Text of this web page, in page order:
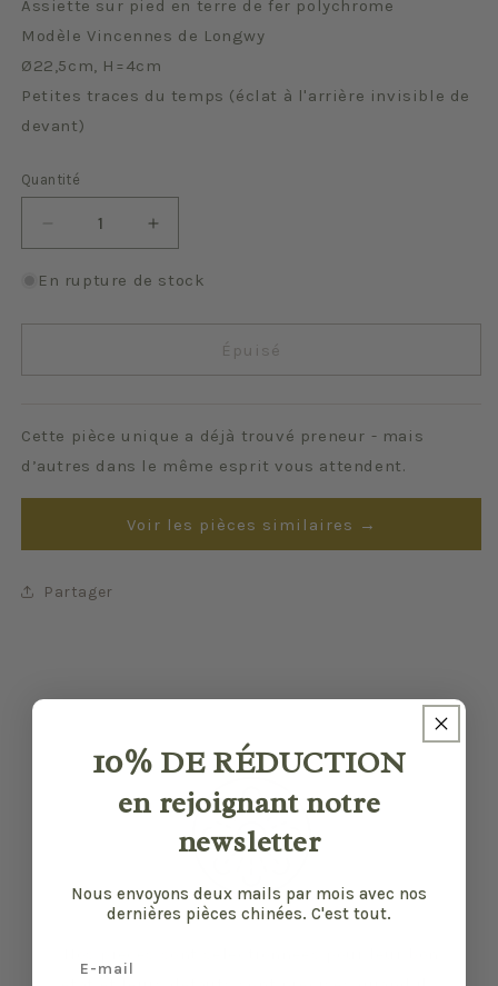
Assiette sur pied en terre de fer polychrome
Modèle Vincennes de Longwy
Ø22,5cm, H=4cm
Petites traces du temps (éclat à l'arrière invisible de
devant)
Quantité
Quantité
Réduire
la
quantité
Vincennes
Augmenter
la
quantité
Vincennes
En rupture de stock
Épuisé
Cette pièce unique a déjà trouvé preneur - mais
d’autres dans le même esprit vous attendent.
Voir les pièces similaires →
Partager
10% DE RÉDUCTION
en rejoignant notre
newsletter
Nous envoyons deux mails par mois avec nos
dernières pièces chinées. C'est tout.